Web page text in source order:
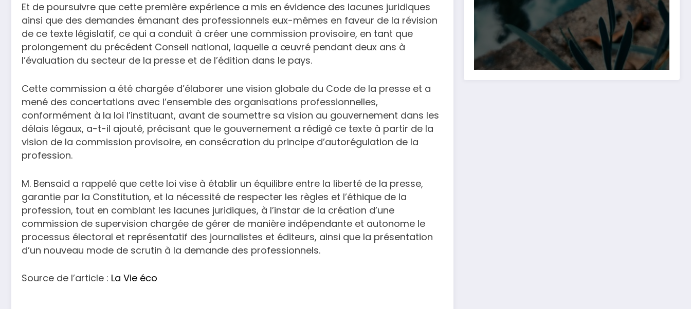
Et de poursuivre que cette première expérience a mis en évidence des lacunes juridiques
ainsi que des demandes émanant des professionnels eux-mêmes en faveur de la révision
de ce texte législatif, ce qui a conduit à créer une commission provisoire, en tant que
prolongement du précédent Conseil national, laquelle a œuvré pendant deux ans à
l’évaluation du secteur de la presse et de l’édition dans le pays.
Cette commission a été chargée d’élaborer une vision globale du Code de la presse et a
mené des concertations avec l’ensemble des organisations professionnelles,
conformément à la loi l’instituant, avant de soumettre sa vision au gouvernement dans les
délais légaux, a-t-il ajouté, précisant que le gouvernement a rédigé ce texte à partir de la
vision de la commission provisoire, en consécration du principe d’autorégulation de la
profession.
M. Bensaid a rappelé que cette loi vise à établir un équilibre entre la liberté de la presse,
garantie par la Constitution, et la nécessité de respecter les règles et l’éthique de la
profession, tout en comblant les lacunes juridiques, à l’instar de la création d’une
commission de supervision chargée de gérer de manière indépendante et autonome le
processus électoral et représentatif des journalistes et éditeurs, ainsi que la présentation
d’un nouveau mode de scrutin à la demande des professionnels.
Source de l’article : La Vie éco